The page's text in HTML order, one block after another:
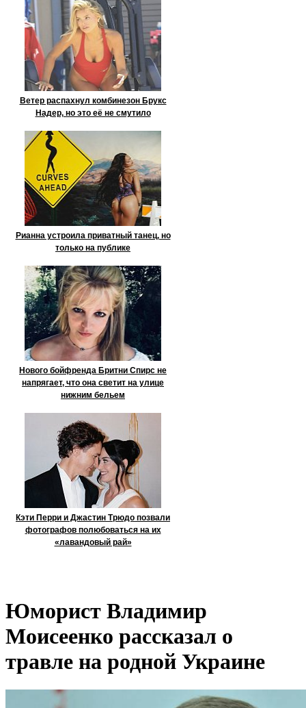
Ветер распахнул комбинезон Брукс
Надер, но это её не смутило
Рианна устроила приватный танец, но
только на публике
Нового бойфренда Бритни Спирс не
напрягает, что она светит на улице
нижним бельем
Кэти Перри и Джастин Трюдо позвали
фотографов полюбоваться на их
«лавандовый рай»
Юморист Владимир
Моисеенко рассказал о
травле на родной Украине